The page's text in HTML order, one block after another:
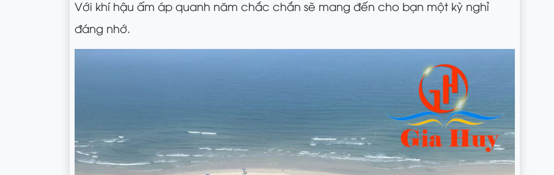
Với khí hậu ấm áp quanh năm chắc chắn sẽ mang đến cho bạn một kỳ nghỉ
đáng nhớ.